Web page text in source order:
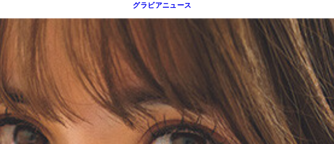
グラビアニュース